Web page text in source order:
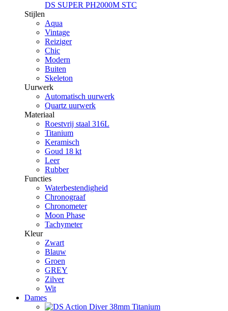
DS SUPER PH2000M STC
Stijlen
Aqua
Vintage
Reiziger
Chic
Modern
Buiten
Skeleton
Uurwerk
Automatisch uurwerk
Quartz uurwerk
Materiaal
Roestvrij staal 316L
Titanium
Keramisch
Goud 18 kt
Leer
Rubber
Functies
Waterbestendigheid
Chronograaf
Chronometer
Moon Phase
Tachymeter
Kleur
Zwart
Blauw
Groen
GREY
Zilver
Wit
Dames